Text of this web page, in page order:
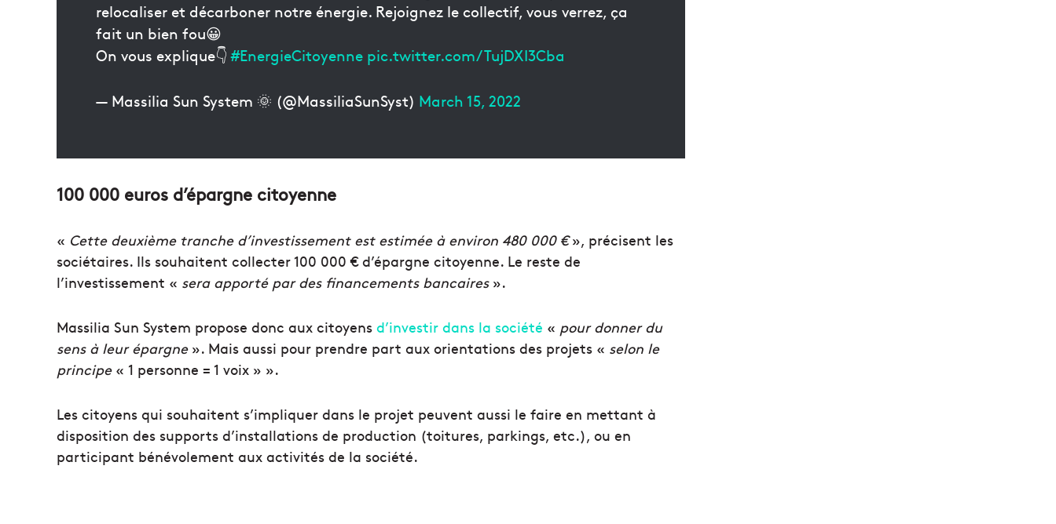
relocaliser et décarboner notre énergie. Rejoignez le collectif, vous verrez, ça
fait un bien fou😀
On vous explique👇#EnergieCitoyenne pic.twitter.com/TujDXI3Cba
— Massilia Sun System 🌞 (@MassiliaSunSyst) March 15, 2022
100 000 euros d’épargne citoyenne
« Cette deuxième tranche d’investissement est estimée à environ 480 000 €», précisent les
sociétaires. Ils souhaitent collecter 100 000 € d’épargne citoyenne. Le reste de
l’investissement « sera apporté par des financements bancaires».
Massilia Sun System propose donc aux citoyens d’investir dans la société « pour donner du
sens à leur épargne». Mais aussi pour prendre part aux orientations des projets « selon le
principe « 1 personne = 1 voix » ».
Les citoyens qui souhaitent s’impliquer dans le projet peuvent aussi le faire en mettant à
disposition des supports d’installations de production (toitures, parkings, etc.), ou en
participant bénévolement aux activités de la société.